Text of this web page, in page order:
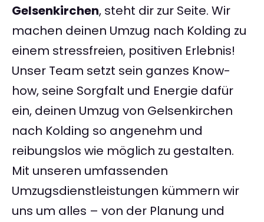
Gelsenkirchen, steht dir zur Seite. Wir
machen deinen Umzug nach Kolding zu
einem stressfreien, positiven Erlebnis!
Unser Team setzt sein ganzes Know-
how, seine Sorgfalt und Energie dafür
ein, deinen Umzug von Gelsenkirchen
nach Kolding so angenehm und
reibungslos wie möglich zu gestalten.
Mit unseren umfassenden
Umzugsdienstleistungen kümmern wir
uns um alles – von der Planung und